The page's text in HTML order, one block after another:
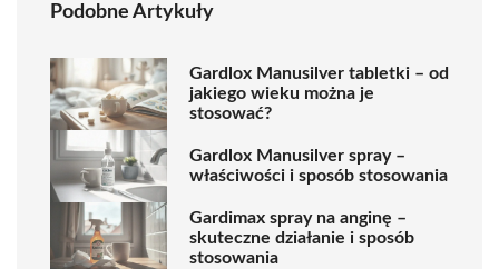
Podobne Artykuły
Gardlox Manusilver tabletki – od
jakiego wieku można je
stosować?
Gardlox Manusilver spray –
właściwości i sposób stosowania
Gardimax spray na anginę –
skuteczne działanie i sposób
stosowania